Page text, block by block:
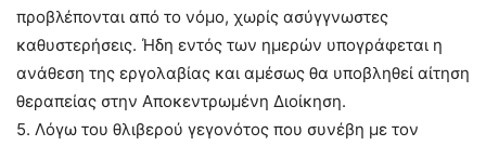
προβλέπονται από το νόμο, χωρίς ασύγγνωστες
καθυστερήσεις. Ήδη εντός των ημερών υπογράφεται η
ανάθεση της εργολαβίας και αμέσως θα υποβληθεί αίτηση
θεραπείας στην Αποκεντρωμένη Διοίκηση.
5. Λόγω του θλιβερού γεγονότος που συνέβη με τον